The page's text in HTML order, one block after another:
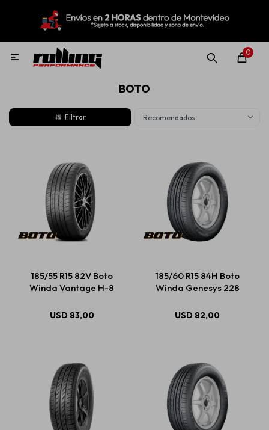
0

BOTO
Recomendados
185/55 R15 82V Boto
Winda Vantage H-8
USD 83,00
185/60 R15 84H Boto
Winda Genesys 228
USD 82,00
MI CUENTA
Nuevo! Rolling Repuestos
Lubricantes
Aditivos
Estética automotriz
Baterías